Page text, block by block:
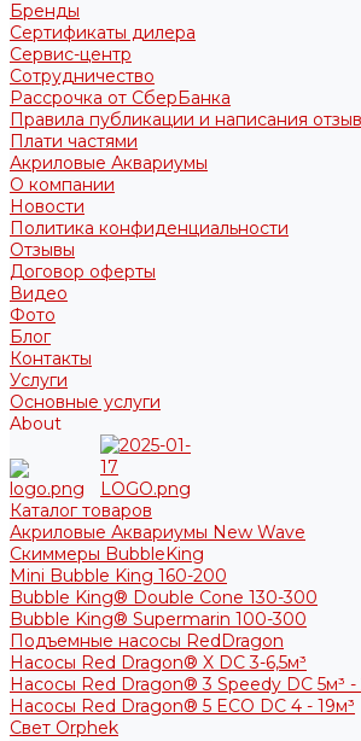
Бренды
Сертификаты дилера
Сервис-центр
Сотрудничество
Рассрочка от СберБанка
Правила публикации и написания
Плати частями
Акриловые Аквариумы
О компании
Новости
Политика конфиденциальности
Отзывы
Договор оферты
Видео
Фото
Блог
Контакты
Услуги
Основные услуги
About
Каталог товаров
Акриловые Аквариумы New Wave
Скиммеры BubbleKing
Mini Bubble King 160-200
Bubble King® Double Cone 130-300
Bubble King® Supermarin 100-300
Подъемные насосы RedDragon
Насосы Red Dragon® X DC 3-6,5м³
Насосы Red Dragon® 3 Speedy DC 5м³ -
Насосы Red Dragon® 5 ECO DC 4 - 19м³
Свет Orphek